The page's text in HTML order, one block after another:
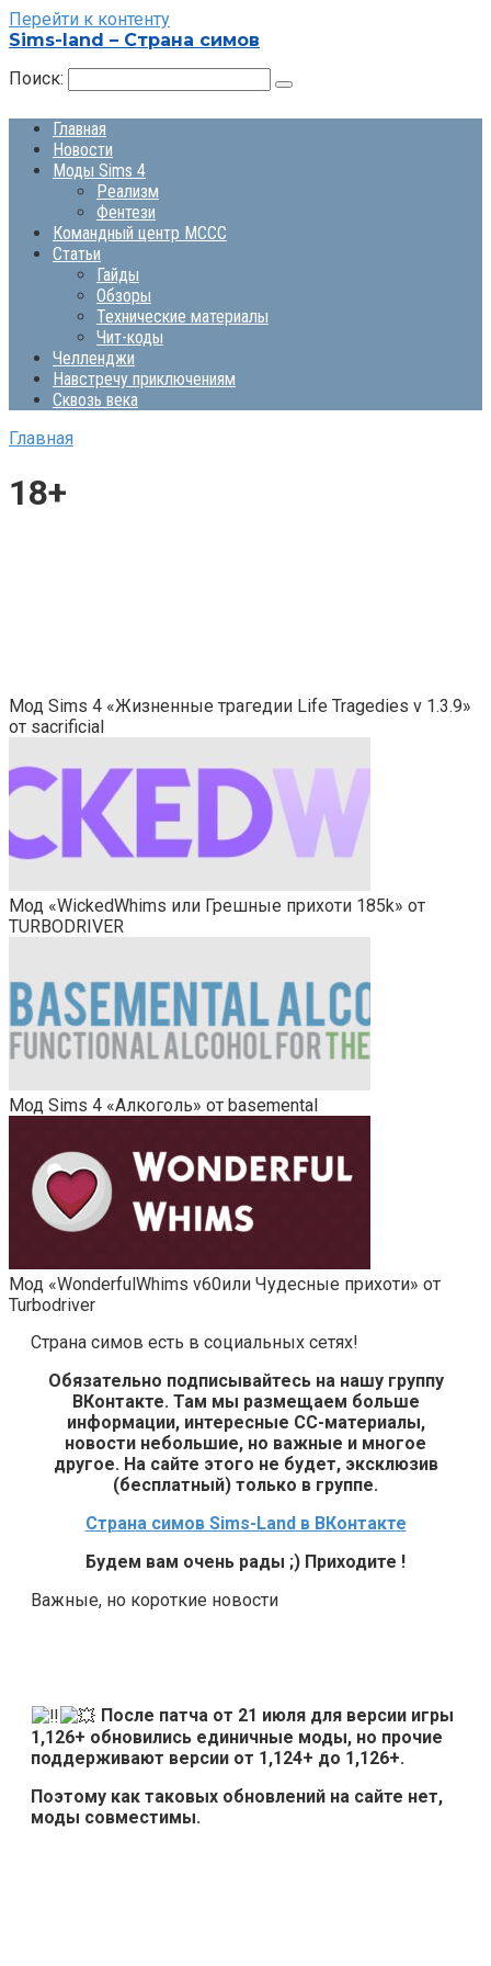
Перейти к контенту
Sims-land – Страна симов
Поиск:
Главная
Новости
Моды Sims 4
Реализм
Фентези
Командный центр MCCC
Статьи
Гайды
Обзоры
Технические материалы
Чит-коды
Челленджи
Навстречу приключениям
Сквозь века
Главная
18+
Мод Sims 4 «Жизненные трагедии Life Tragedies v 1.3.9»
от sacrificial
Мод «WickedWhims или Грешные прихоти 185k» от
TURBODRIVER
Мод Sims 4 «Алкоголь» от basemental
Мод «WonderfulWhims v60или Чудесные прихоти» от
Turbodriver
Страна симов есть в социальных сетях!
Обязательно подписывайтесь на нашу группу
ВКонтакте. Там мы размещаем больше
информации, интересные СС-материалы,
новости небольшие, но важные и многое
другое. На сайте этого не будет, эксклюзив
(бесплатный) только в группе.
Страна симов Sims-Land в ВКонтакте
Будем вам очень рады ;) Приходите !
Важные, но короткие новости
После патча от 21 июля для версии игры
1,126+ обновились единичные моды, но прочие
поддерживают версии от 1,124+ до 1,126+.
Поэтому как таковых обновлений на сайте нет,
моды совместимы.